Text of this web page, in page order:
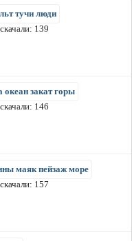
тучи люди
139
океан закат горы
146
маяк пейзаж море
157